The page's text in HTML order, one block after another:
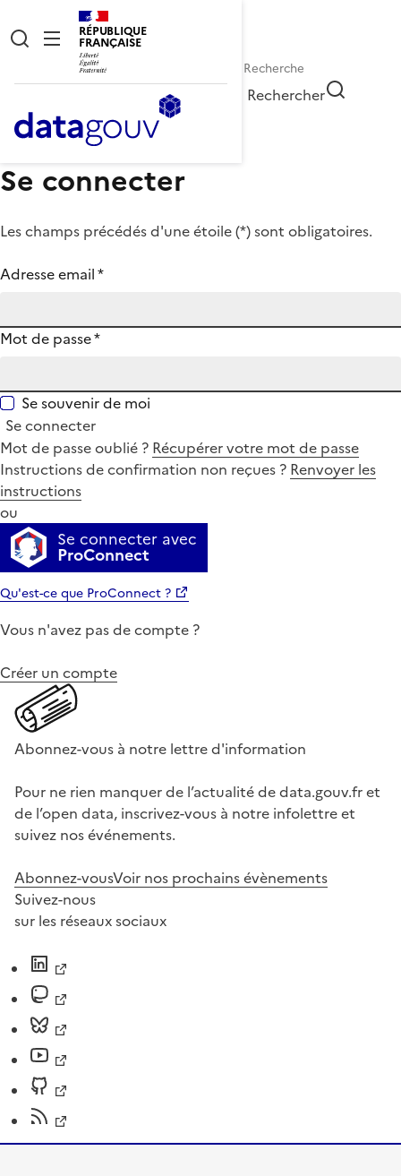
RÉPUBLIQUE
FRANÇAISE
Rechercher
Se connecter
Les champs précédés d'une étoile (*) sont obligatoires.
Adresse email*
Mot de passe*
Se souvenir de moi
Se connecter
Mot de passe oublié ? Récupérer votre mot de passe
Instructions de confirmation non reçues ? Renvoyer les
instructions
ou
Se connecter avec
ProConnect
Qu'est-ce que ProConnect ?
Vous n'avez pas de compte ?
Créer un compte
Abonnez-vous à notre lettre d'information
Pour ne rien manquer de l’actualité de data.gouv.fr et
de l’open data, inscrivez-vous à notre infolettre et
suivez nos événements.
Abonnez-vousVoir nos prochains évènements
Suivez-nous
sur les réseaux sociaux